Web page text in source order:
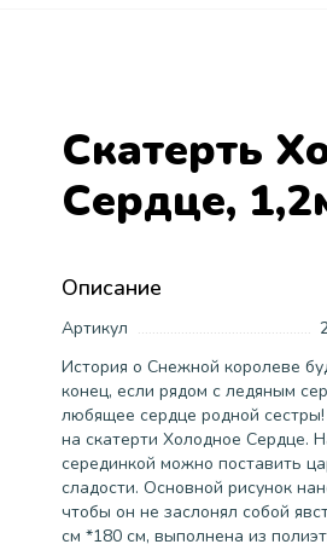
Скатерть
Сердце,
Описание
Артикул
История о Снежной королеве
конец, если рядом с ледяным
любящее сердце родной
на скатерти Холодное Сердце.
серединкой можно поставить
сладости. Основной рисунок
чтобы он не заслонял собой
см *180 см, выполнена из